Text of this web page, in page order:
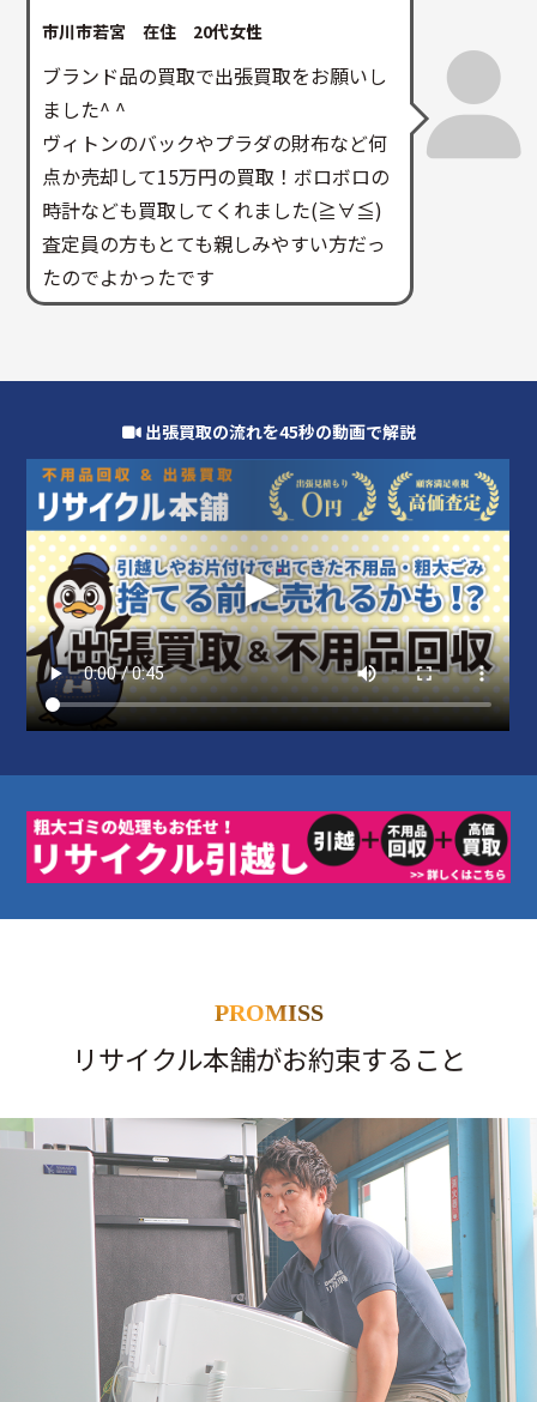
市川市若宮 在住 20代女性
ブランド品の買取で出張買取をお願いし
ました^ ^
ヴィトンのバックやプラダの財布など何
点か売却して15万円の買取！ボロボロの
時計なども買取してくれました(≧∀≦)
査定員の方もとても親しみやすい方だっ
たのでよかったです
出張買取の流れを45秒の動画で解説
PROMISS
リサイクル本舗がお約束すること